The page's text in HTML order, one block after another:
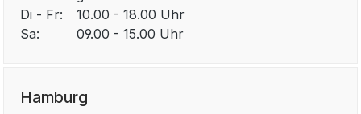
Di - Fr:
10.00 - 18.00 Uhr
Sa:
09.00 - 15.00 Uhr
Hamburg